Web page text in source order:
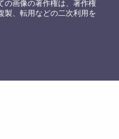
の画像の著作権は、著作権
製、転用などの二次利用を